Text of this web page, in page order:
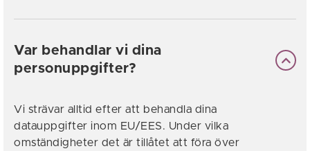
Var behandlar vi dina
personuppgifter?
Vi strävar alltid efter att behandla dina
datauppgifter inom EU/EES. Under vilka
omständigheter det är tillåtet att föra över